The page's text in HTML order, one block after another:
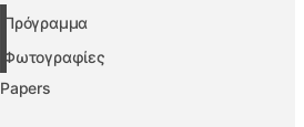
Πρόγραμμα
Φωτογραφίες
Papers